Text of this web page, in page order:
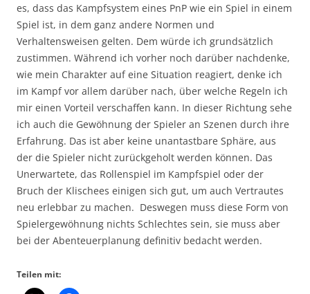
es, dass das Kampfsystem eines PnP wie ein Spiel in einem
Spiel ist, in dem ganz andere Normen und
Verhaltensweisen gelten. Dem würde ich grundsätzlich
zustimmen. Während ich vorher noch darüber nachdenke,
wie mein Charakter auf eine Situation reagiert, denke ich
im Kampf vor allem darüber nach, über welche Regeln ich
mir einen Vorteil verschaffen kann. In dieser Richtung sehe
ich auch die Gewöhnung der Spieler an Szenen durch ihre
Erfahrung. Das ist aber keine unantastbare Sphäre, aus
der die Spieler nicht zurückgeholt werden können. Das
Unerwartete, das Rollenspiel im Kampfspiel oder der
Bruch der Klischees einigen sich gut, um auch Vertrautes
neu erlebbar zu machen. Deswegen muss diese Form von
Spielergewöhnung nichts Schlechtes sein, sie muss aber
bei der Abenteuerplanung definitiv bedacht werden.
Teilen mit: